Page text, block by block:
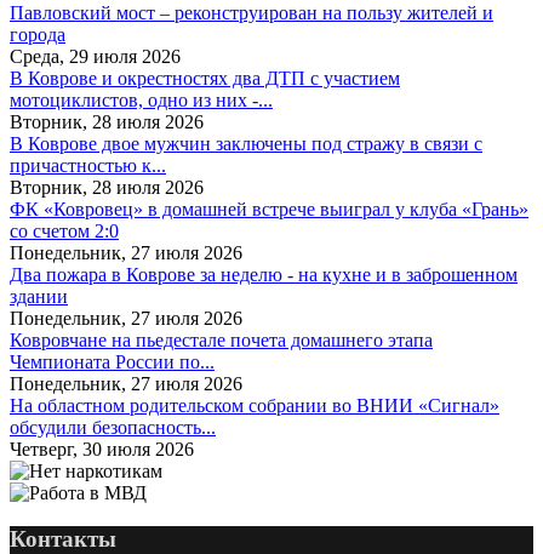
Павловский мост – реконструирован на пользу жителей и
города
Среда, 29 июля 2026
В Коврове и окрестностях два ДТП с участием
мотоциклистов, одно из них -...
Вторник, 28 июля 2026
В Коврове двое мужчин заключены под стражу в связи с
причастностью к...
Вторник, 28 июля 2026
ФК «Ковровец» в домашней встрече выиграл у клуба «Грань»
со счетом 2:0
Понедельник, 27 июля 2026
Два пожара в Коврове за неделю - на кухне и в заброшенном
здании
Понедельник, 27 июля 2026
Ковровчане на пьедестале почета домашнего этапа
Чемпионата России по...
Понедельник, 27 июля 2026
На областном родительском собрании во ВНИИ «Сигнал»
обсудили безопасность...
Четверг, 30 июля 2026
Контакты